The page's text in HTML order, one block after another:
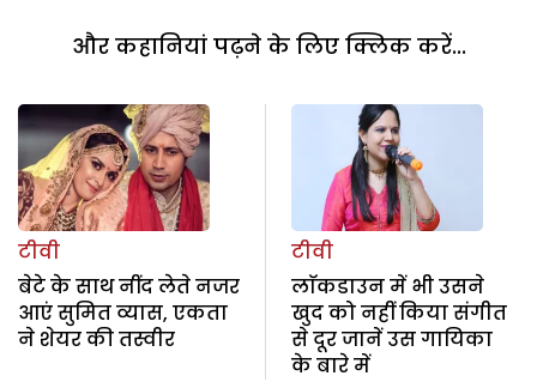
और कहानियां पढ़ने के लिए क्लिक करें...
टीवी
बेटे के साथ नींद लेते नजर
आएं सुमित व्यास, एकता
ने शेयर की तस्वीर
टीवी
लाॅकडाउन में भी उसने
खुद को नहीं किया संगीत
से दूर जानें उस गायिका
के बारे में